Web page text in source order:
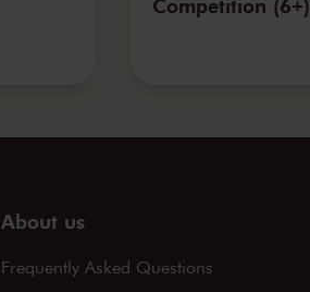
Competition (6+)
About us
Frequently Asked Questions